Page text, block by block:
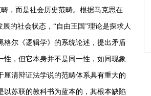
，而是社会历史范畴。根据马克思在
的社会状态，“自由王国”理论是探求人
格尔《逻辑学》的系统论述，提出矛盾
，但它本身并不是同一性，如同现象
清辩证法学说的范畴体系具有重大的
苏联的教科书为蓝本的，其根本缺陷